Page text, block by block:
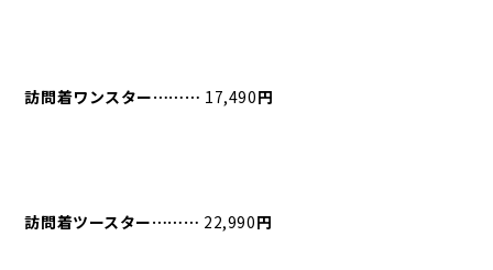
訪問着ワンスター⋯⋯⋯ 17,490円
訪問着ツースター⋯⋯⋯ 22,990円